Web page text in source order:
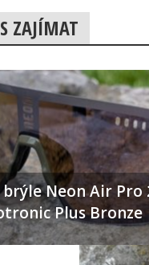
ZAJÍMAT
brýle Neon Air Pro
Plus Bronze